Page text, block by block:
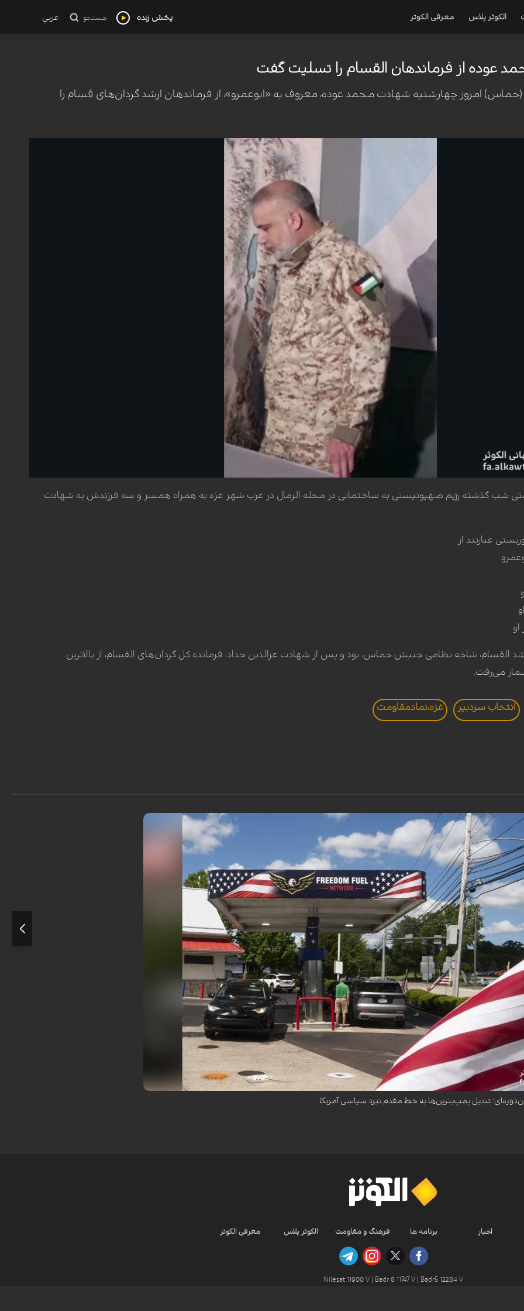
الکوثر پلاس معرفی الکوثر پخش زنده جستجو عربي
از فرماندهان القسام را تسلیت گفت
امروز چهارشنبه شهادت محمد عوده، معروف به «ابوعمرو»، از فرماندهان ارشد گردان‌های قسام را
شب گذشته رژیم صهیونیستی به ساختمانی در محله الرمال در غرب شهر غزه به همراه همسر و سه فرزندش به شهادت
عبارتند از:
القسام، شاخه نظامی جنبش حماس، بود و پس از شهادت عزالدین حداد، فرمانده کل گردان‌های القسام، از بالاترین
می‌رفت.
انتخاب سردبير غزه،نمادمقاومت
در تنگه هرمز و جنگ با ایران، جایگاه‌های سوخت آمریکا را به خط مقدم رقابت‌های انتخاباتی میان‌دوره‌ای ۲۰۲۶ تبدیل ...
تبدیل پمپ‌بنزین‌ها به خط مقدم نبرد سیاسی آمریکا
اخبار برنامه ها فرهنگ و مقاومت الکوثر پلاس معرفی الکوثر
Nilesat 11900 V | Badr 8 11747 V | Badr5 12284 V